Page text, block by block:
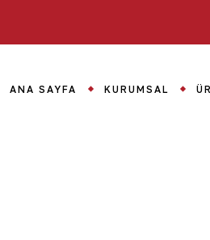
ANA SAYFA KURUMSAL